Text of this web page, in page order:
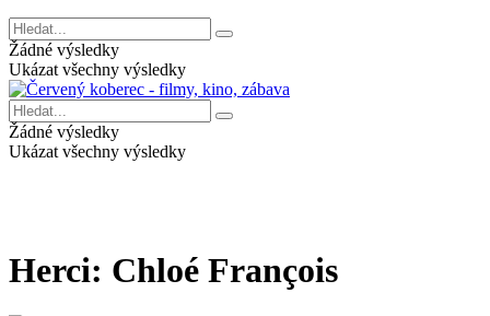
Žádné výsledky
Ukázat všechny výsledky
Žádné výsledky
Ukázat všechny výsledky
Herci: Chloé François